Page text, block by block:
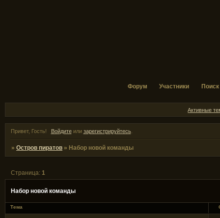
Форум Участники Поиск
Активные
Привет, Гость! Войдитеили зарегистрируйтесь.
»Остров пиратов » Набор новой команды
Набор новой команды
Страница:1
Тема